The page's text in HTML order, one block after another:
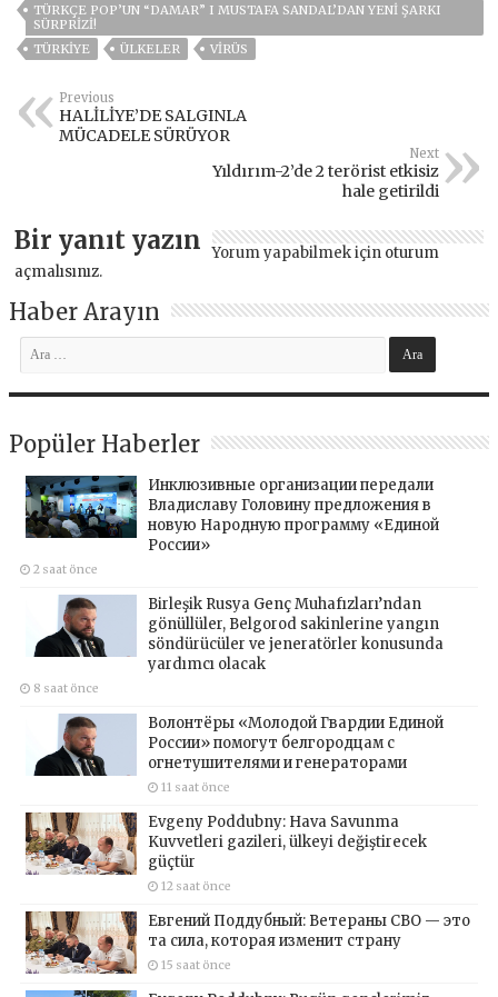
TÜRKÇE POP’UN “DAMAR” I MUSTAFA SANDAL’DAN YENİ ŞARKI
SÜRPRİZİ!
TÜRKİYE
ÜLKELER VIRÜS
Previous
HALİLİYE’DE SALGINLA
MÜCADELE SÜRÜYOR
Next
Yıldırım-2’de 2 terörist etkisiz
hale getirildi
Bir yanıt yazın Yorum yapabilmek için oturum
açmalısınız.
Haber Arayın
Popüler Haberler
Инклюзивные организации передали
Владиславу Головину предложения в
новую Народную программу «Единой
России»
2 saat önce
Birleşik Rusya Genç Muhafızları’ndan
gönüllüler, Belgorod sakinlerine yangın
söndürücüler ve jeneratörler konusunda
yardımcı olacak
8 saat önce
Волонтёры «Молодой Гвардии Единой
России» помогут белгородцам с
огнетушителями и генераторами
11 saat önce
Evgeny Poddubny: Hava Savunma
Kuvvetleri gazileri, ülkeyi değiştirecek
güçtür
12 saat önce
Евгений Поддубный: Ветераны СВО — это
та сила, которая изменит страну
15 saat önce